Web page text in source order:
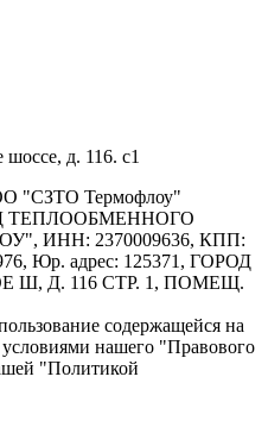
д. 116. с1
"СЗТО Термофлоу"
ТЕПЛООБМЕННОГО
ИНН: 2370009636, КПП:
Юр. адрес: 125371, ГОРОД
Д. 116 СТР. 1, ПОМЕЩ.
содержащейся на
нашего "Правового
"Политикой